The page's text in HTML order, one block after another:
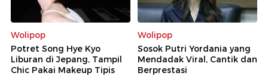
Wolipop
Potret Song Hye Kyo
Liburan di Jepang, Tampil
Chic Pakai Makeup Tipis
Wolipop
Sosok Putri Yordania yang
Mendadak Viral, Cantik dan
Berprestasi